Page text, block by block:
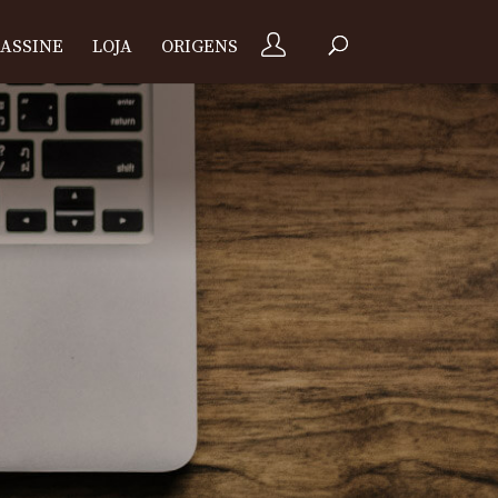
ASSINE LOJA ORIGENS